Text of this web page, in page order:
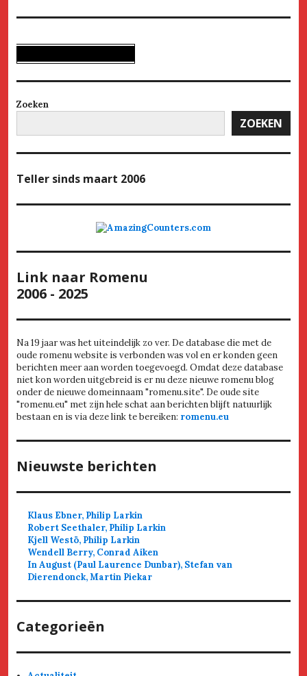
Zoeken
ZOEKEN
Teller sinds maart 2006
Link naar Romenu
2006 - 2025
Na 19 jaar was het uiteindelijk zo ver. De database die met de
oude romenu website is verbonden was vol en er konden geen
berichten meer aan worden toegevoegd. Omdat deze database
niet kon worden uitgebreid is er nu deze nieuwe romenu blog
onder de nieuwe domeinnaam "romenu.site". De oude site
"romenu.eu" met zijn hele schat aan berichten blijft natuurlijk
bestaan en is via deze link te bereiken: romenu.eu
Nieuwste berichten
Klaus Ebner, Philip Larkin
Robert Seethaler, Philip Larkin
Kjell Westö, Philip Larkin
Wendell Berry, Conrad Aiken
In August (Paul Laurence Dunbar), Stefan van
Dierendonck, Martin Piekar
Categorieën